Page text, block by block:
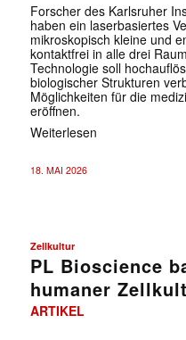
Forscher des Karlsruher
haben ein laserbasiertes
mikroskopisch kleine und
kontaktfrei in alle drei
Technologie soll
biologischer Strukturen
Möglichkeiten für die
eröffnen.
Weiterlesen
18. MAI 2026
Zellkultur
PL Bioscience
humaner
ARTIKEL